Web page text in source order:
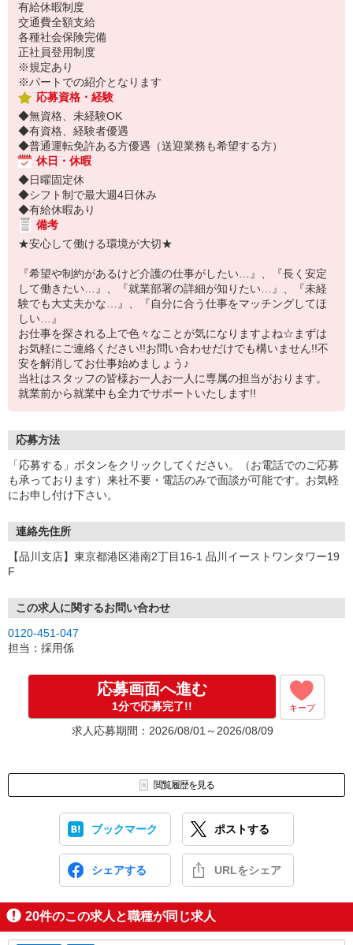
有給休暇制度
交通費全額支給
各種社会保険完備
正社員登用制度
※規定あり
※パートでの紹介となります
応募資格・経験
◆無資格、未経験OK
◆有資格、経験者優遇
◆普通運転免許ある方優遇（送迎業務も希望する方）
休日・休暇
◆日曜固定休
◆シフト制で最大週4日休み
◆有給休暇あり
備考
★安心して働ける環境が大切★
『希望や制約があるけど介護の仕事がしたい…』、『長く安定
して働きたい…』、『就業部署の詳細が知りたい…』、『未経
験でも大丈夫かな…』、『自分に合う仕事をマッチングしてほ
しい…』
お仕事を探される上で色々なことが気になりますよね☆まずは
お気軽にご連絡ください!!お問い合わせだけでも構いません!!不
安を解消してお仕事始めましょう♪
当社はスタッフの皆様お一人お一人に専属の担当がおります。
就業前から就業中も全力でサポートいたします!!
応募方法
「応募する」ボタンをクリックしてください。（お電話でのご応募
も承っております）来社不要・電話のみで面談が可能です。お気軽
にお申し付け下さい。
連絡先住所
【品川支店】東京都港区港南2丁目16-1 品川イーストワンタワー19
F
この求人に関するお問い合わせ
0120-451-047
担当：採用係
応募画面へ進む
1分で応募完了!! キープ
求人応募期間：2026/08/01～2026/08/09
閲覧履歴を見る
ブックマーク ポストする
シェアする URLをシェア
20件のこの求人と職種が同じ求人